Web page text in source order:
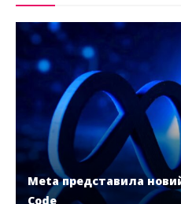
Meta представила
Code